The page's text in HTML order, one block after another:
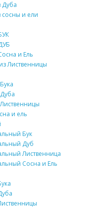
Дуба
сосны и ели
и Ель
Лиственницы
и ель
Бук
Дуб
Лиственница
Сосна и Ель